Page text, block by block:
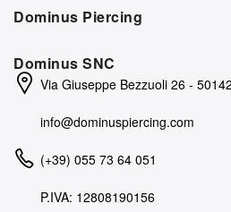
Dominus Piercing
Dominus SNC
Via Giuseppe Bezzuoli 26 -
info@dominuspiercing.com
(+39) 055 73 64 051
P.IVA: 12808190156